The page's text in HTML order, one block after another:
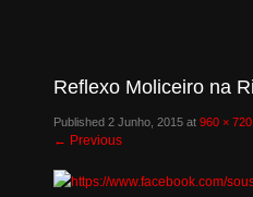
Reflexo Moliceiro na
Published2 Junho, 2015 at960 × 720
← Previous